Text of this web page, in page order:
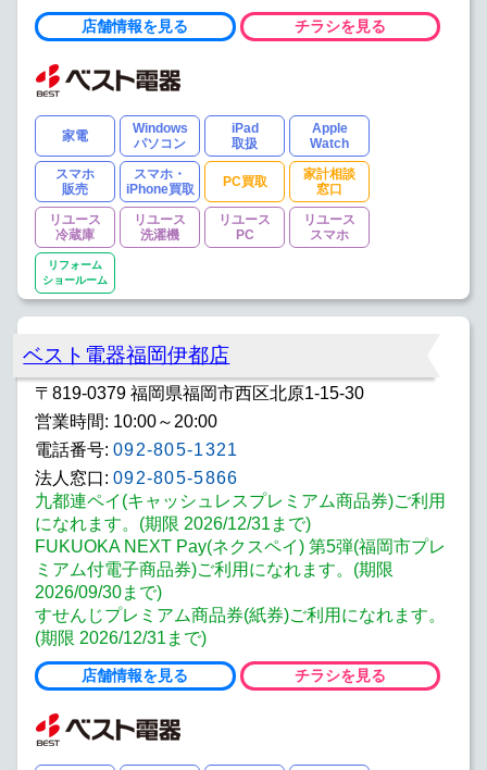
店舗情報を見る チラシを見る
家電
Windows
パソコン
iPad
取扱
Apple
Watch
スマホ
販売
スマホ・
iPhone買取
PC買取
家計相談
窓口
リユース
冷蔵庫
リユース
洗濯機
リユース
PC
リユース
スマホ
リフォーム
ショールーム
ベスト電器福岡伊都店
〒819-0379 福岡県福岡市西区北原1-15-30
営業時間: 10:00～20:00
電話番号: 092-805-1321
法人窓口: 092-805-5866
九都連ペイ(キャッシュレスプレミアム商品券)ご利用
になれます。(期限 2026/12/31まで)
FUKUOKA NEXT Pay(ネクスペイ) 第5弾(福岡市プレ
ミアム付電子商品券)ご利用になれます。(期限
2026/09/30まで)
すせんじプレミアム商品券(紙券)ご利用になれます。
(期限 2026/12/31まで)
店舗情報を見る チラシを見る